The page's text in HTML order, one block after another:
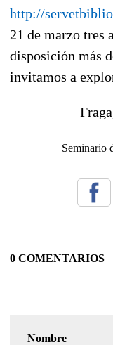
http://
21 de marzo tres
disposición más
invitamos a
Seminario
0 COMENTARIOS
Nombre